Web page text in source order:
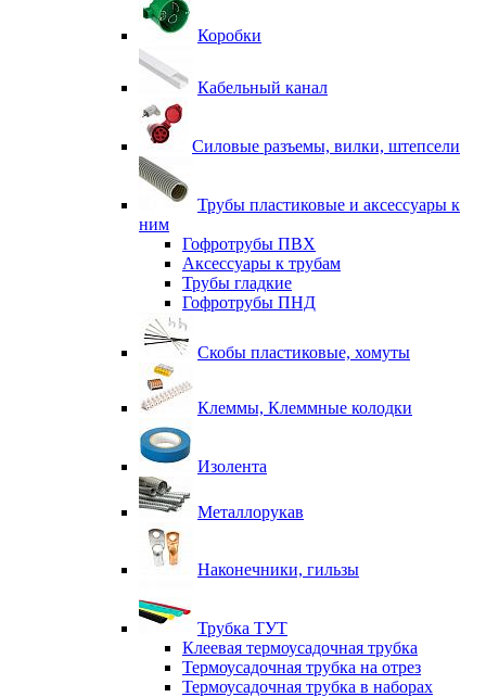
Коробки
Кабельный канал
Силовые разъемы, вилки, штепсели
Трубы пластиковые и аксессуары к
ним
Гофротрубы ПВХ
Аксессуары к трубам
Трубы гладкие
Гофротрубы ПНД
Скобы пластиковые, хомуты
Клеммы, Клеммные колодки
Изолента
Металлорукав
Наконечники, гильзы
Трубка ТУТ
Клеевая термоусадочная трубка
Термоусадочная трубка на отрез
Термоусадочная трубка в наборах